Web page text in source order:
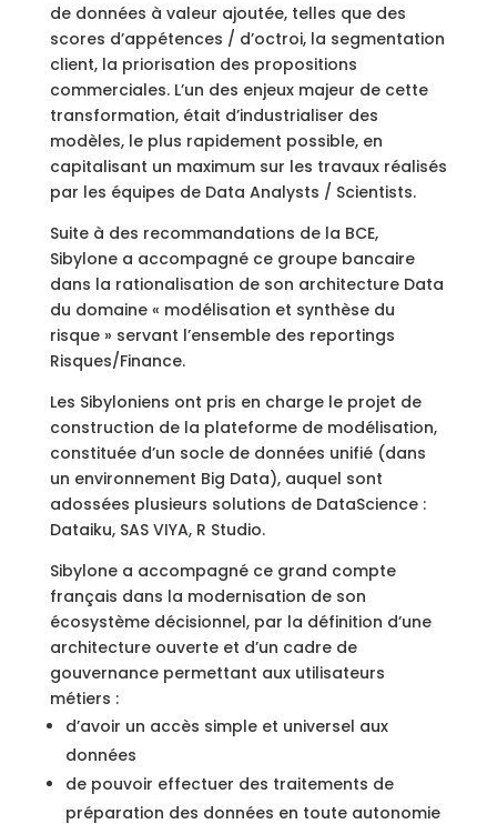
de données à valeur ajoutée, telles que des
scores d’appétences / d’octroi, la segmentation
client, la priorisation des propositions
commerciales. L’un des enjeux majeur de cette
transformation, était d’industrialiser des
modèles, le plus rapidement possible, en
capitalisant un maximum sur les travaux réalisés
par les équipes de Data Analysts / Scientists.
Suite à des recommandations de la BCE,
Sibylone a accompagné ce groupe bancaire
dans la rationalisation de son architecture Data
du domaine « modélisation et synthèse du
risque » servant l’ensemble des reportings
Risques/Finance.
Les Sibyloniens ont pris en charge le projet de
construction de la plateforme de modélisation,
constituée d’un socle de données unifié (dans
un environnement Big Data), auquel sont
adossées plusieurs solutions de DataScience :
Dataiku, SAS VIYA, R Studio.
Sibylone a accompagné ce grand compte
français dans la modernisation de son
écosystème décisionnel, par la définition d’une
architecture ouverte et d’un cadre de
gouvernance permettant aux utilisateurs
métiers :
d’avoir un accès simple et universel aux
données
de pouvoir effectuer des traitements de
préparation des données en toute autonomie